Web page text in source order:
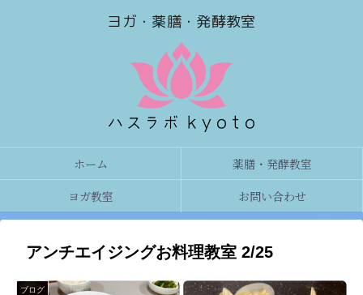
ヨガ・薬膳・発酵教室
ホーム
薬膳・発酵教室
ヨガ教室
お問い合わせ
アンチエイジングお料理教室 2/25
ブログ